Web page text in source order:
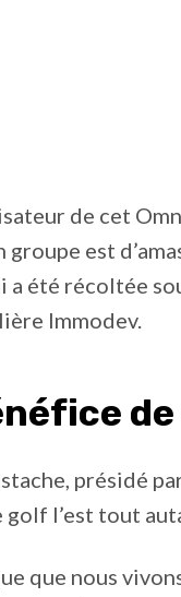
de cet
est
été récoltée
Immodev.
présidé
golf l’est tout
que nous